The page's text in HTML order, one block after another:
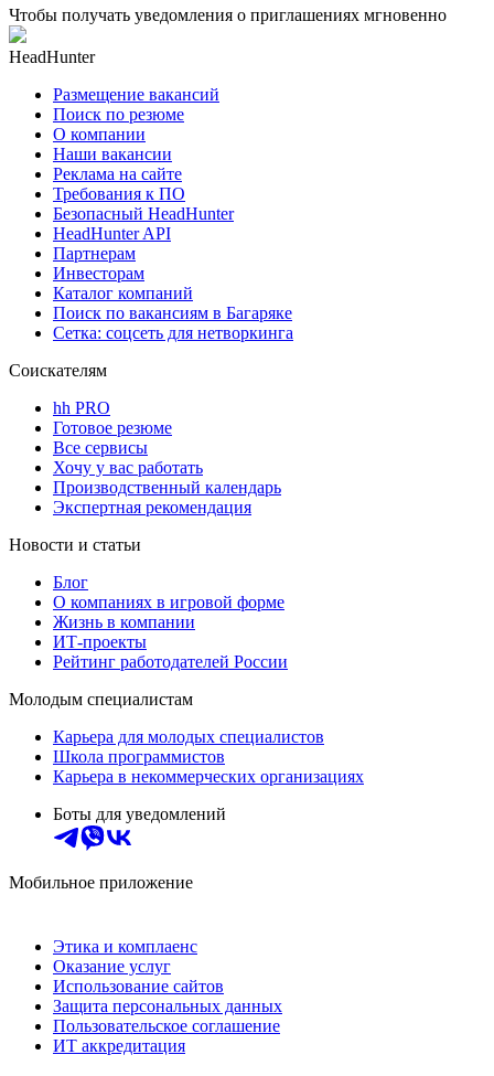
Чтобы получать уведомления о приглашениях мгновенно
HeadHunter
Размещение вакансий
Поиск по резюме
О компании
Наши вакансии
Реклама на сайте
Требования к ПО
Безопасный HeadHunter
HeadHunter API
Партнерам
Инвесторам
Каталог компаний
Поиск по вакансиям в Багаряке
Сетка: соцсеть для нетворкинга
Соискателям
hh PRO
Готовое резюме
Все сервисы
Хочу у вас работать
Производственный календарь
Экспертная рекомендация
Новости и статьи
Блог
О компаниях в игровой форме
Жизнь в компании
ИТ-проекты
Рейтинг работодателей России
Молодым специалистам
Карьера для молодых специалистов
Школа программистов
Карьера в некоммерческих организациях
Боты для уведомлений
Мобильное приложение
Этика и комплаенс
Оказание услуг
Использование сайтов
Защита персональных данных
Пользовательское соглашение
ИТ аккредитация